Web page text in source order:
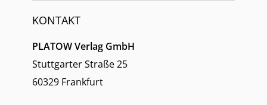
KONTAKT
PLATOW Verlag GmbH
Stuttgarter Straße 25
60329 Frankfurt